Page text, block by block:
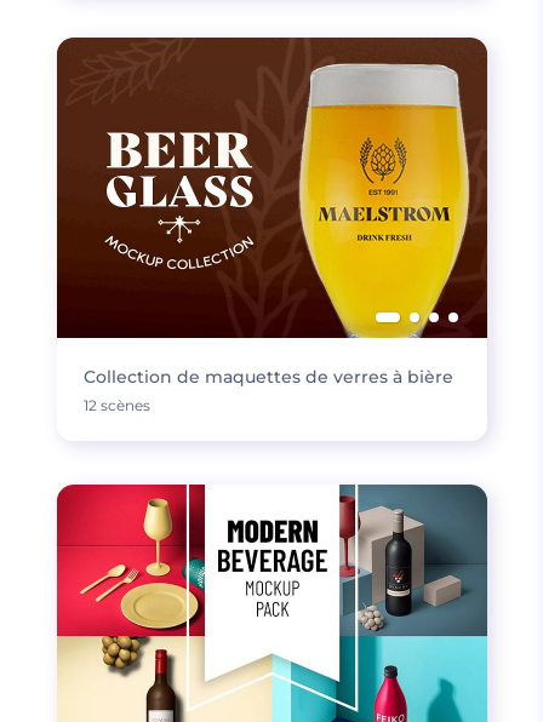
Collection de maquettes de verres à bière
12 scènes